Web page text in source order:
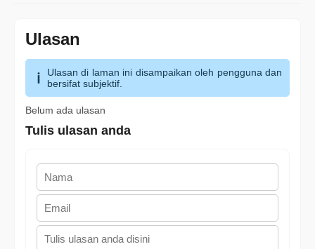
Ulasan
Ulasan di laman ini disampaikan oleh pengguna dan
bersifat subjektif.
Belum ada ulasan
Tulis ulasan anda